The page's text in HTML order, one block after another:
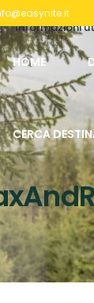
HOME
CERCA
Informazioni